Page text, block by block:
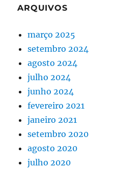
ARQUIVOS
março 2025
setembro 2024
agosto 2024
julho 2024
junho 2024
fevereiro 2021
janeiro 2021
setembro 2020
agosto 2020
julho 2020